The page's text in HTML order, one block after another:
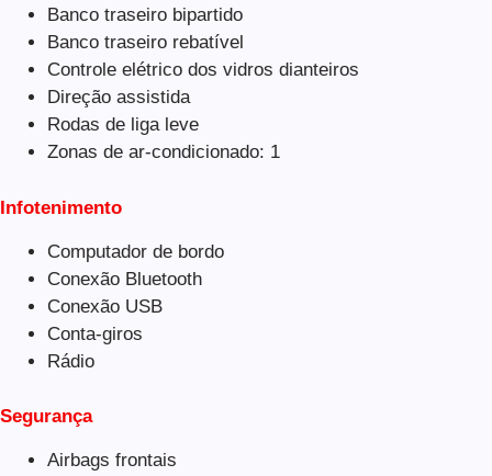
Banco traseiro bipartido
Banco traseiro rebatível
Controle elétrico dos vidros dianteiros
Direção assistida
Rodas de liga leve
Zonas de ar-condicionado: 1
Infotenimento
Computador de bordo
Conexão Bluetooth
Conexão USB
Conta-giros
Rádio
Segurança
Airbags frontais